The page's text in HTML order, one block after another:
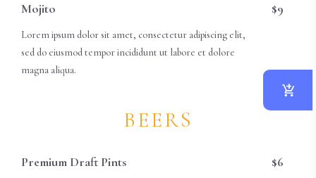
Mojito
Lorem ipsum dolor sit amet, consectetur adipiscing elit,
sed do eiusmod tempor incididunt ut labore et dolore
magna aliqua.
$9
BEERS
Premium Draft Pints $6